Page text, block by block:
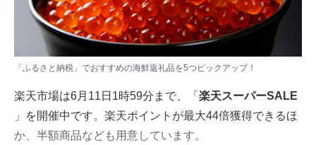
「ふるさと納税」でおすすめの海鮮返礼品を5つピックアップ！
楽天市場は6月11日1時59分まで、「 楽天スーパーSALE
」を開催中です。楽天ポイントが最大44倍獲得できるほ
か、半額商品なども用意しています。